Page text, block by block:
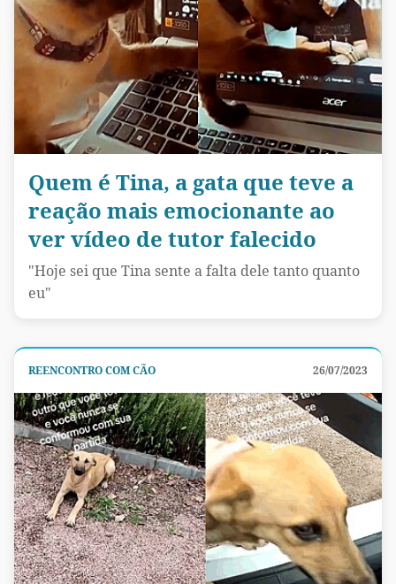
Quem é Tina, a gata que teve a
reação mais emocionante ao
ver vídeo de tutor falecido
"Hoje sei que Tina sente a falta dele tanto quanto
eu"
REENCONTRO COM CÃO 26/07/2023